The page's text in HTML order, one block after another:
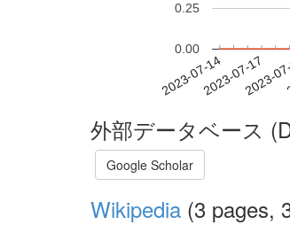
2023-07-142023-07-17
2023-
0.00
0.25
外部データベース
Google Scholar
Wikipedia (3 pages,